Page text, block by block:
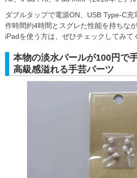
ダブルタップで電源ON、USB Type-C
作時間約4時間とスグレた性能を持ちな
iPadを使う方は、ぜひチェックしてみて
本物の淡水パールが100円で
高級感溢れる手芸パーツ